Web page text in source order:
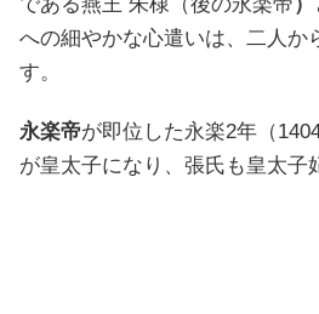
への細やかな心遣いは、二人か
す。
永楽帝が即位した永楽2年（
が皇太子になり、張氏も皇太子